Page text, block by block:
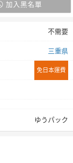
加入黑名單
不需要
三重県
免日本運費
ゆうパック